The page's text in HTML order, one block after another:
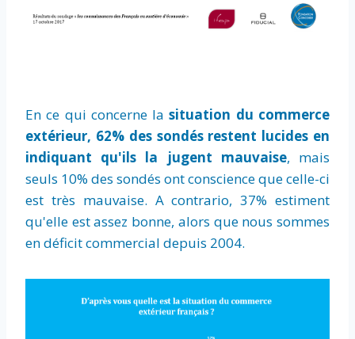
En ce qui concerne lasituation du commerce
extérieur, 62% des sondés restent lucides en
indiquant qu'ils la jugent mauvaise, mais
seuls 10% des sondés ont conscience que celle-ci
est très mauvaise. A contrario, 37% estiment
qu'elle est assez bonne, alors que nous sommes
en déficit commercial depuis 2004.